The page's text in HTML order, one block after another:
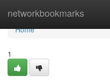
networkbookmarks
Home
Home
1